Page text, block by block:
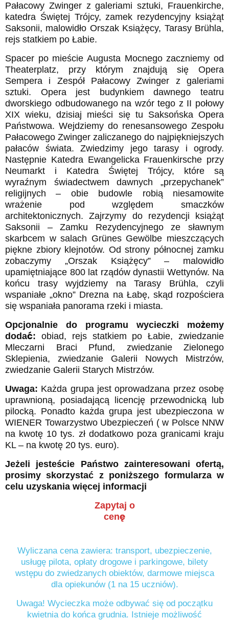
Pałacowy Zwinger z galeriami sztuki, Frauenkirche,
katedra Świętej Trójcy, zamek rezydencyjny książąt
Saksonii, malowidło Orszak Książęcy, Tarasy Brühla,
rejs statkiem po Łabie.
Spacer po mieście Augusta Mocnego zaczniemy od
Theaterplatz, przy którym znajdują się Opera
Sempera i Zespół Pałacowy Zwinger z galeriami
sztuki. Opera jest budynkiem dawnego teatru
dworskiego odbudowanego na wzór tego z II połowy
XIX wieku, dzisiaj mieści się tu Saksońska Opera
Państwowa. Wejdziemy do renesansowego Zespołu
Pałacowego Zwinger zaliczanego do najpiękniejszych
pałaców świata. Zwiedzimy jego tarasy i ogrody.
Następnie Katedra Ewangelicka Frauenkirsche przy
Neumarkt i Katedra Świętej Trójcy, które są
wyraźnym świadectwem dawnych „przepychanek”
religijnych – obie budowle robią niesamowite
wrażenie pod względem smaczków
architektonicznych. Zajrzymy do rezydencji książąt
Saksonii – Zamku Rezydencyjnego ze sławnym
skarbcem w salach Grünes Gewölbe mieszczących
piękne zbiory klejnotów. Od strony północnej zamku
zobaczymy „Orszak Książęcy” – malowidło
upamiętniające 800 lat rządów dynastii Wettynów. Na
końcu trasy wyjdziemy na Tarasy Brühla, czyli
wspaniałe „okno” Drezna na Łabę, skąd rozpościera
się wspaniała panorama rzeki i miasta.
Opcjonalnie do programu wycieczki możemy
dodać: obiad, rejs statkiem po Łabie, zwiedzanie
Mleczarni Braci Pfund, zwiedzanie Zielonego
Sklepienia, zwiedzanie Galerii Nowych Mistrzów,
zwiedzanie Galerii Starych Mistrzów.
Uwaga: Każda grupa jest oprowadzana przez osobę
uprawnioną, posiadającą licencję przewodnicką lub
pilocką. Ponadto każda grupa jest ubezpieczona w
WIENER Towarzystwo Ubezpieczeń ( w Polsce NNW
na kwotę 10 tys. zł dodatkowo poza granicami kraju
KL – na kwotę 20 tys. euro).
Jeżeli jesteście Państwo zainteresowani ofertą,
prosimy skorzystać z poniższego formularza w
celu uzyskania więcej informacji
Zapytaj o
cenę
Wyliczana cena zawiera: transport, ubezpieczenie,
usługę pilota, opłaty drogowe i parkingowe, bilety
wstępu do zwiedzanych obiektów, darmowe miejsca
dla opiekunów (1 na 15 uczniów).
Uwaga! Wycieczka może odbywać się od początku
kwietnia do końca grudnia. Istnieje możliwość